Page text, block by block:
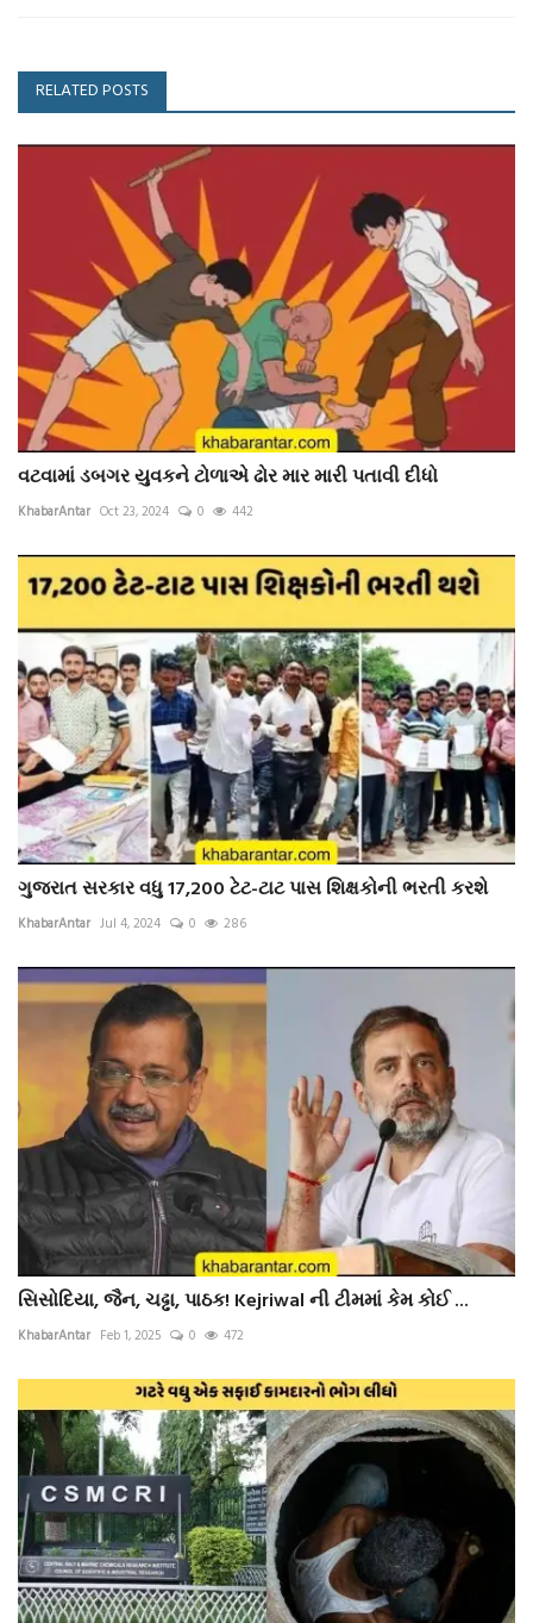
RELATED POSTS
વટવામાં ડબગર યુવકને ટોળાએ ઢોર માર મારી પતાવી દીધો
KhabarAntar Oct 23, 2024 0 442
ગુજરાત સરકાર વધુ 17,200 ટેટ-ટાટ પાસ શિક્ષકોની ભરતી કરશે
KhabarAntar Jul 4, 2024 0 286
સિસોદિયા, જૈન, ચઢ્ઢા, પાઠક! Kejriwal ની ટીમમાં કેમ કોઈ ...
KhabarAntar Feb 1, 2025 0 472